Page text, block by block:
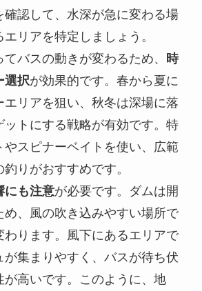
確認して、水深が急に変わる場
リアを特定しましょう。
バスの動きが変わるため、
時
選択が効果的です。春から夏に
エリアを狙い、秋冬は深場に落
ットにする戦略が有効です。特
やスピナーベイトを使い、広範
りがおすすめです。
にも注意が必要です。ダムは開
め、風の吹き込みやすい場所で
わります。風下にあるエリアで
が集まりやすく、バスが待ち伏
が高いです。このように、地